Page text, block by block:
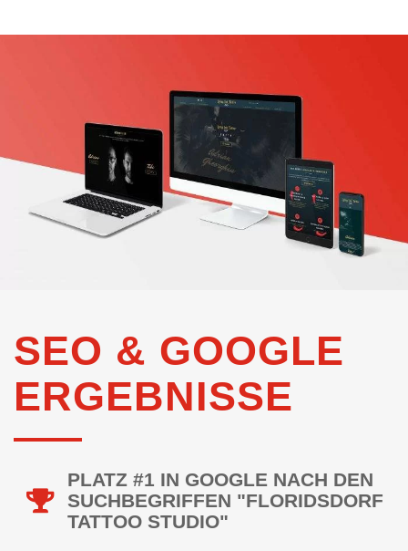
SEO & GOOGLE
ERGEBNISSE
PLATZ #1 IN GOOGLE NACH DEN
SUCHBEGRIFFEN "FLORIDSDORF
TATTOO STUDIO"